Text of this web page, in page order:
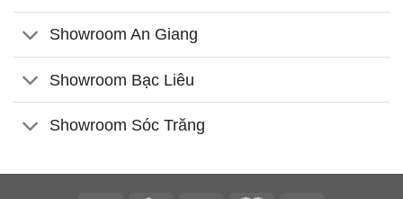
Showroom An Giang
Showroom Bạc Liêu
Showroom Sóc Trăng